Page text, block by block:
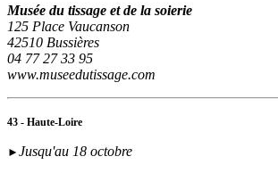
Musée du tissage et de la soierie
125 Place Vaucanson
42510 Bussières
04 77 27 33 95
www.museedutissage.com
43 - Haute-Loire
► Jusqu'au 18 octobre